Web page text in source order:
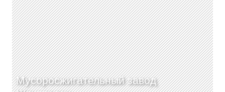
Мусоросжигательный завод